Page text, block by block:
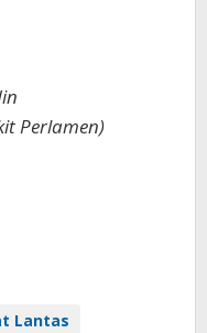
Perlamen)
Lantas